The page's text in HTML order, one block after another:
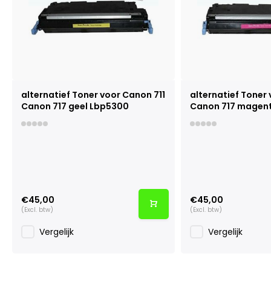
alternatief Toner voor Canon 711
Canon 717 geel Lbp5300
€45,00
(Excl. btw)
Vergelijk
alternatief Toner
Canon 717
€45,00
(Excl. btw)
Vergelijk